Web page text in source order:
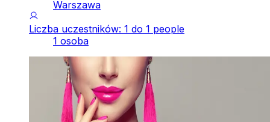
Warszawa
Liczba uczestników: 1 do 1 people
1 osoba